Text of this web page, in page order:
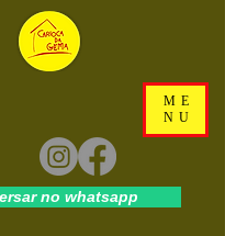
ME
NU
no whatsapp